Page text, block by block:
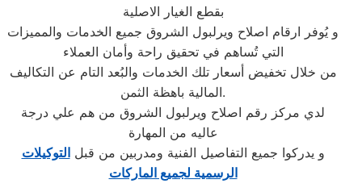
بقطع الغيار الاصلية
و يُوفر ارقام اصلاح ويرلبول الشروق جميع الخدمات والمميزات
التي تُساهم في تحقيق راحة وأمان العملاء
من خلال تخفيض أسعار تلك الخدمات والبُعد التام عن التكاليف
المالية باهظة الثمن.
لدي مركز رقم اصلاح ويرلبول الشروق من هم علي درجة
عاليه من المهارة
و يدركوا جميع التفاصيل الفنية ومدربين من قبلالتوكيلات
الرسمية لجميع الماركات